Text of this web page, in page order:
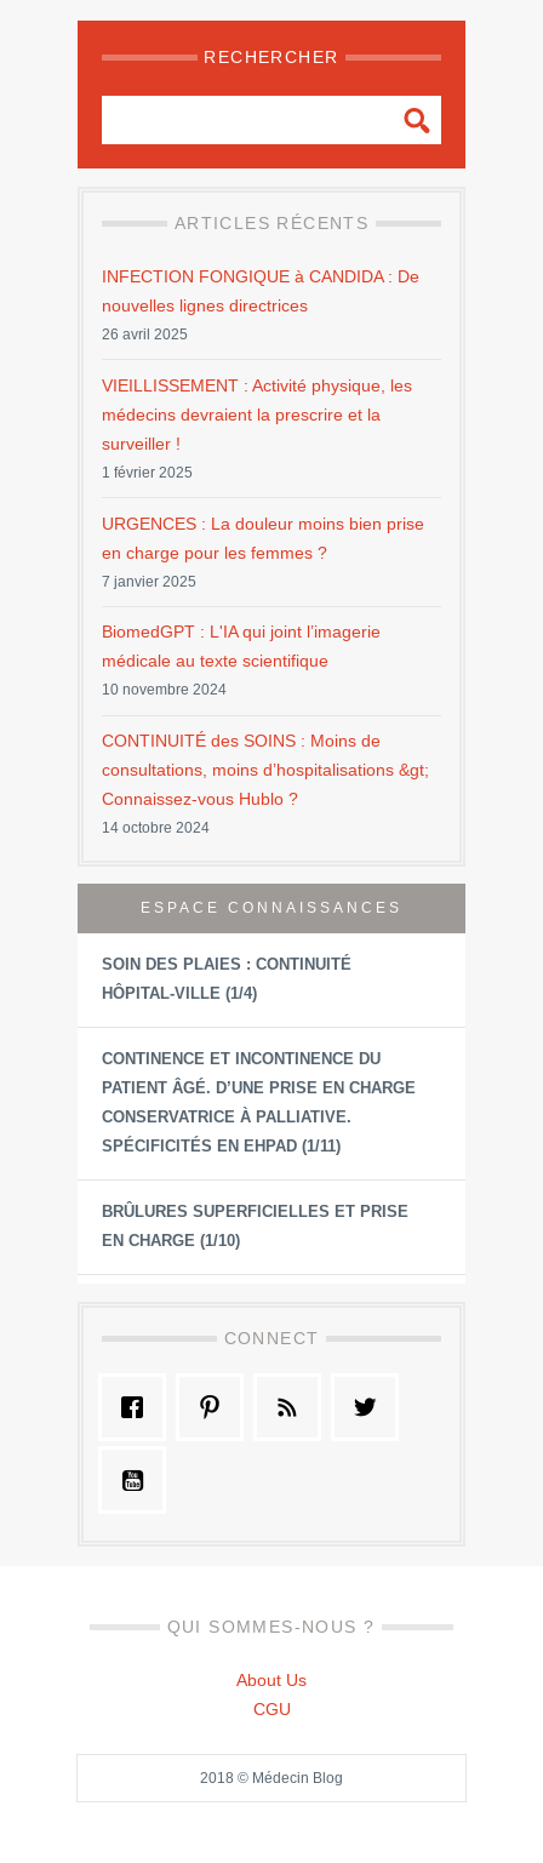
RECHERCHER
ARTICLES RÉCENTS
INFECTION FONGIQUE à CANDIDA : De
nouvelles lignes directrices
26 avril 2025
VIEILLISSEMENT : Activité physique, les
médecins devraient la prescrire et la
surveiller !
1 février 2025
URGENCES : La douleur moins bien prise
en charge pour les femmes ?
7 janvier 2025
BiomedGPT : L'IA qui joint l’imagerie
médicale au texte scientifique
10 novembre 2024
CONTINUITÉ des SOINS : Moins de
consultations, moins d’hospitalisations &gt;
Connaissez-vous Hublo ?
14 octobre 2024
ESPACE CONNAISSANCES
SOIN DES PLAIES : CONTINUITÉ
HÔPITAL-VILLE (1/4)
CONTINENCE ET INCONTINENCE DU
PATIENT ÂGÉ. D’UNE PRISE EN CHARGE
CONSERVATRICE À PALLIATIVE.
SPÉCIFICITÉS EN EHPAD (1/11)
BRÛLURES SUPERFICIELLES ET PRISE
EN CHARGE (1/10)
CONNECT
QUI SOMMES-NOUS ?
About Us
CGU
2018 © Médecin Blog